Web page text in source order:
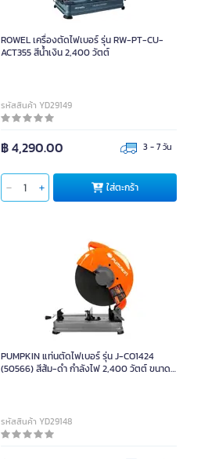
ROWEL เครื่องตัดไฟเบอร์ รุ่น RW-PT-CU-
ACT355 สีน้ำเงิน 2,400 วัตต์
รหัสสินค้า YD29149
฿ 4,290.00 3 - 7 วัน
ใส่ตะกร้า
PUMPKIN แท่นตัดไฟเบอร์ รุ่น J-CO1424
(50566) สีส้ม-ดำ กำลังไฟ 2,400 วัตต์ ขนาด
รหัสสินค้า YD29148